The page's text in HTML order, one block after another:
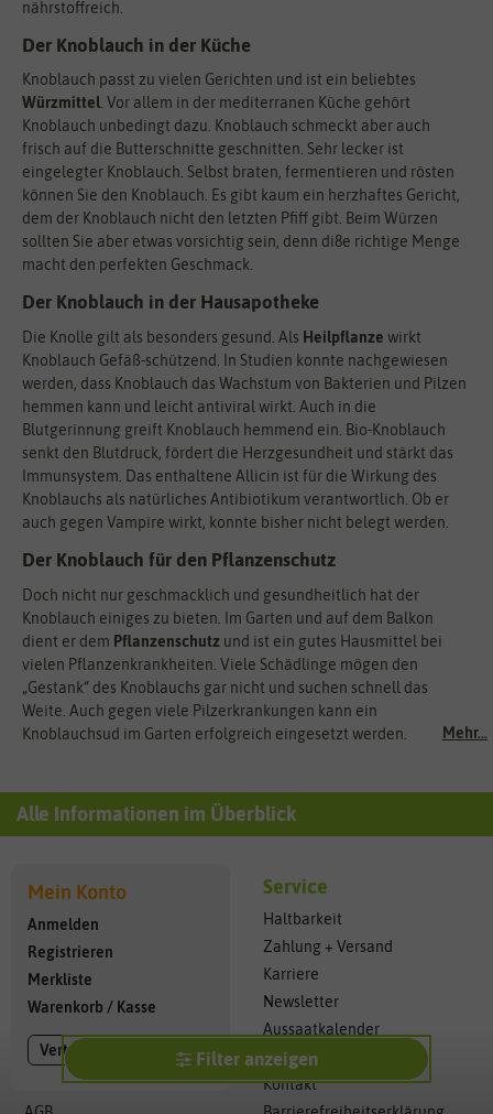
Mehr...
nährstoffreich.
Der Knoblauch in der Küche
Knoblauch passt zu vielen Gerichten und ist ein beliebtes
Würzmittel. Vor allem in der mediterranen Küche gehört
Knoblauch unbedingt dazu. Knoblauch schmeckt aber auch
frisch auf die Butterschnitte geschnitten. Sehr lecker ist
eingelegter Knoblauch. Selbst braten, fermentieren und rösten
können Sie den Knoblauch. Es gibt kaum ein herzhaftes Gericht,
dem der Knoblauch nicht den letzten Pfiff gibt. Beim Würzen
sollten Sie aber etwas vorsichtig sein, denn di8e richtige Menge
macht den perfekten Geschmack.
Der Knoblauch in der Hausapotheke
Die Knolle gilt als besonders gesund. Als Heilpflanze wirkt
Knoblauch Gefäß-schützend. In Studien konnte nachgewiesen
werden, dass Knoblauch das Wachstum von Bakterien und Pilzen
hemmen kann und leicht antiviral wirkt. Auch in die
Blutgerinnung greift Knoblauch hemmend ein. Bio-Knoblauch
senkt den Blutdruck, fördert die Herzgesundheit und stärkt das
Immunsystem. Das enthaltene Allicin ist für die Wirkung des
Knoblauchs als natürliches Antibiotikum verantwortlich. Ob er
auch gegen Vampire wirkt, konnte bisher nicht belegt werden.
Der Knoblauch für den Pflanzenschutz
Doch nicht nur geschmacklich und gesundheitlich hat der
Knoblauch einiges zu bieten. Im Garten und auf dem Balkon
dient er dem Pflanzenschutz und ist ein gutes Hausmittel bei
vielen Pflanzenkrankheiten. Viele Schädlinge mögen den
„Gestank“ des Knoblauchs gar nicht und suchen schnell das
Weite. Auch gegen viele Pilzerkrankungen kann ein
Knoblauchsud im Garten erfolgreich eingesetzt werden.
Filter anzeigen
Alle Informationen im Überblick
Mein Konto
Anmelden
Registrieren
Merkliste
Warenkorb / Kasse
Vertrag widerrufen
Service
Haltbarkeit
Zahlung + Versand
Karriere
Newsletter
Aussaatkalender
PDF Bestellformular
Kontakt